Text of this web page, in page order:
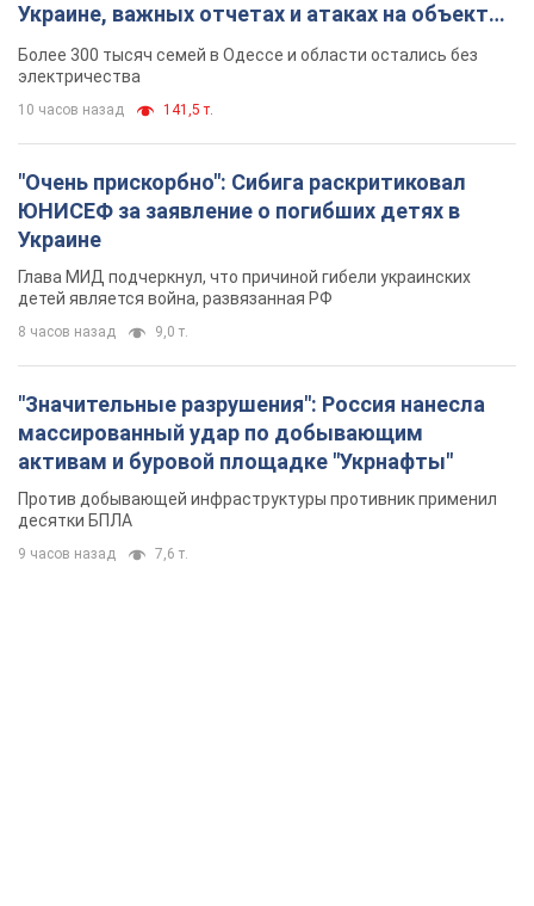
Украине, важных отчетах и атаках на объекты
противника. Видео
Более 300 тысяч семей в Одессе и области остались без
электричества
10 часов назад 141,5 т.
"Очень прискорбно": Сибига раскритиковал
ЮНИСЕФ за заявление о погибших детях в
Украине
Глава МИД подчеркнул, что причиной гибели украинских
детей является война, развязанная РФ
8 часов назад 9,0 т.
"Значительные разрушения": Россия нанесла
массированный удар по добывающим
активам и буровой площадке "Укрнафты"
Против добывающей инфраструктуры противник применил
десятки БПЛА
9 часов назад 7,6 т.